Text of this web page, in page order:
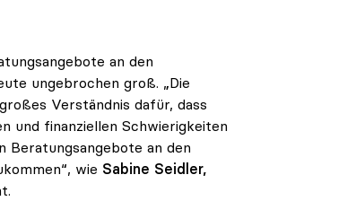
an den
ungebrochen groß. „Die
Verständnis dafür, dass
und finanziellen Schwierigkeiten
Beratungsangebote an den
wie Sabine Seidler,